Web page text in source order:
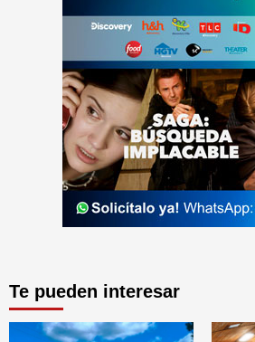
Te pueden interesar